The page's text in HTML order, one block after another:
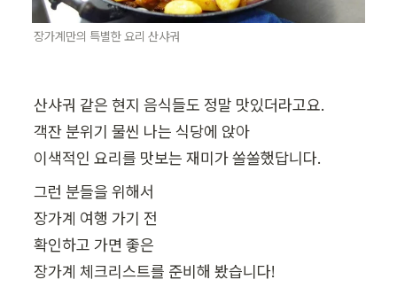
장가계만의 특별한 요리 산샤궈
산샤궈 같은 현지 음식들도 정말 맛있더라고요.
객잔 분위기 물씬 나는 식당에 앉아
그런 분들을 위해서
장가계 여행 가기 전
확인하고 가면 좋은
장가계 체크리스트를 준비해 봤습니다!